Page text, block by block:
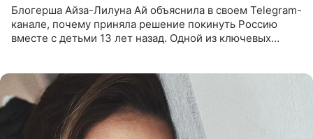
Блогерша Айза-Лилуна Ай объяснила в своем Telegram-
канале, почему приняла решение покинуть Россию
вместе с детьми 13 лет назад. Одной из ключевых